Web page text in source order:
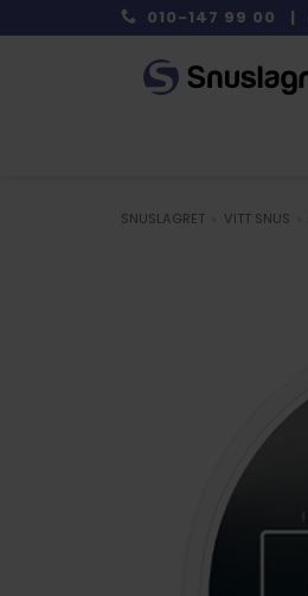
to
010-147 99 00 |
SNUSLAGRET VITT SNUS